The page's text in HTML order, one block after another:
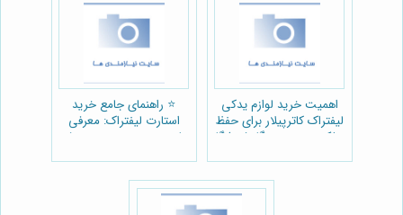
اهمیت خرید لوازم یدکی
لیفتراک کاترپیلار برای حفظ
عملکرد بهینه دستگاه:فروشگاه
⭐️ راهنمای جامع خرید
استارت لیفتراک: معرفی
منابع معتبر و مجموعه پیشرو